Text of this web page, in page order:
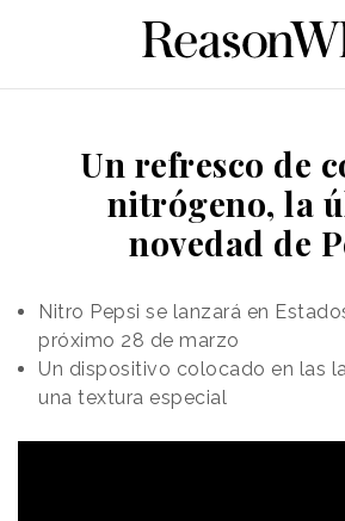
Un refresco de
nitrógeno, la
novedad de
Nitro Pepsi se lanzará en
próximo 28 de marzo
Un dispositivo colocado en las
una textura especial